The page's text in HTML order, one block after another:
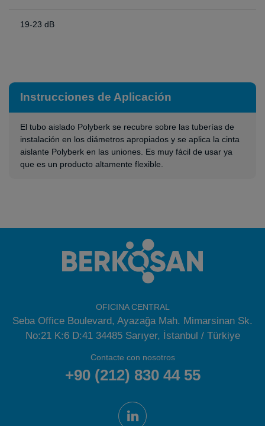
19-23 dB
Instrucciones de Aplicación
El tubo aislado Polyberk se recubre sobre las tuberías de
instalación en los diámetros apropiados y se aplica la cinta
aislante Polyberk en las uniones. Es muy fácil de usar ya
que es un producto altamente flexible.
OFICINA CENTRAL
Seba Office Boulevard, Ayazağa Mah. Mimarsinan Sk.
No:21 K:6 D:41 34485 Sarıyer, İstanbul / Türkiye
Contacte con nosotros
+90 (212) 830 44 55